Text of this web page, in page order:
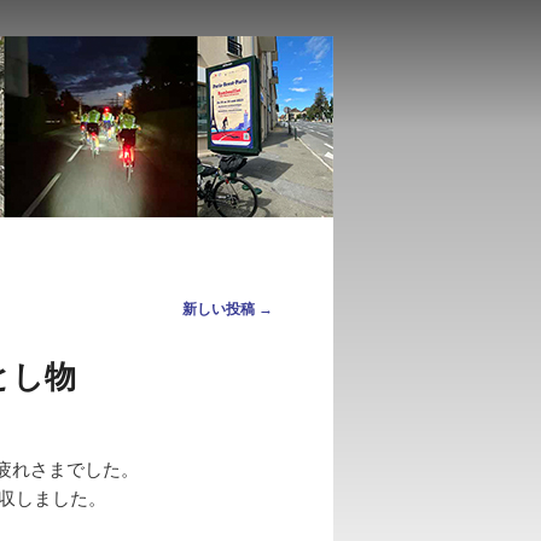
新しい投稿 →
し物
さまでした。
しました。